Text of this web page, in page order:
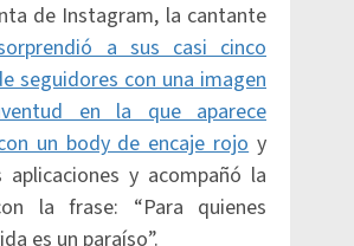
de Instagram, la cantante
a sus casi cinco
seguidores con una imagen
en la que aparece
un body de encaje rojoy
aplicaciones y acompañó la
la frase: “Para quienes
es un paraíso”.